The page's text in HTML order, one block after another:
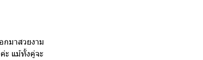
มาสวยงาม
ะ แม้ทั้งคู่จะ